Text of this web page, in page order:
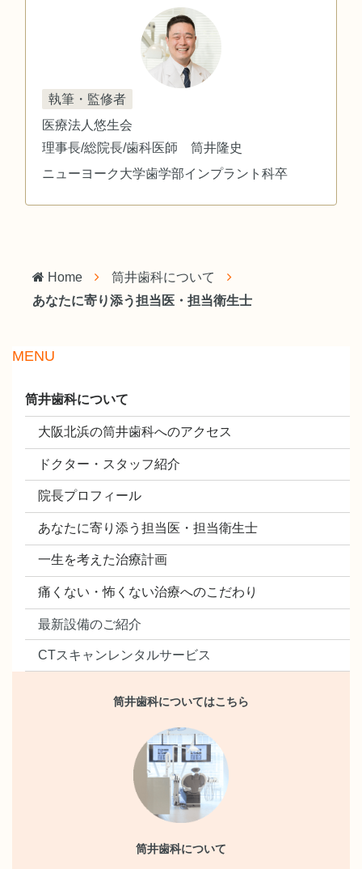
執筆・監修者
医療法人悠生会
理事長/総院長/歯科医師 筒井隆史
ニューヨーク大学歯学部インプラント科卒
Home
筒井歯科について
あなたに寄り添う担当医・担当衛生士
MENU
筒井歯科について
大阪北浜の筒井歯科へのアクセス
ドクター・スタッフ紹介
院長プロフィール
あなたに寄り添う担当医・担当衛生士
一生を考えた治療計画
痛くない・怖くない治療へのこだわり
最新設備のご紹介
CTスキャンレンタルサービス
筒井歯科についてはこちら
筒井歯科について